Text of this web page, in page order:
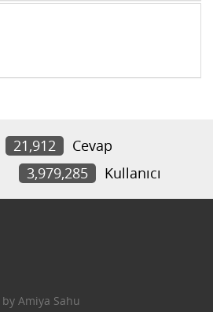
21,912
Cevap
3,979,285 Kullanıcı
by Amiya Sahu